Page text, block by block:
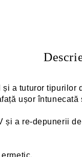
a tuturor tipurilor
ușor întunecată
și a re-depunerii